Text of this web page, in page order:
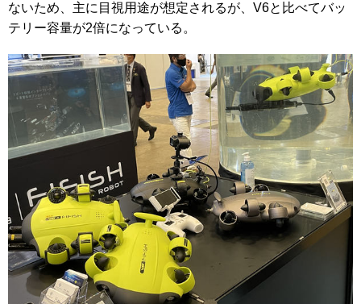
ないため、主に目視用途が想定されるが、V6と比べてバッ
テリー容量が2倍になっている。